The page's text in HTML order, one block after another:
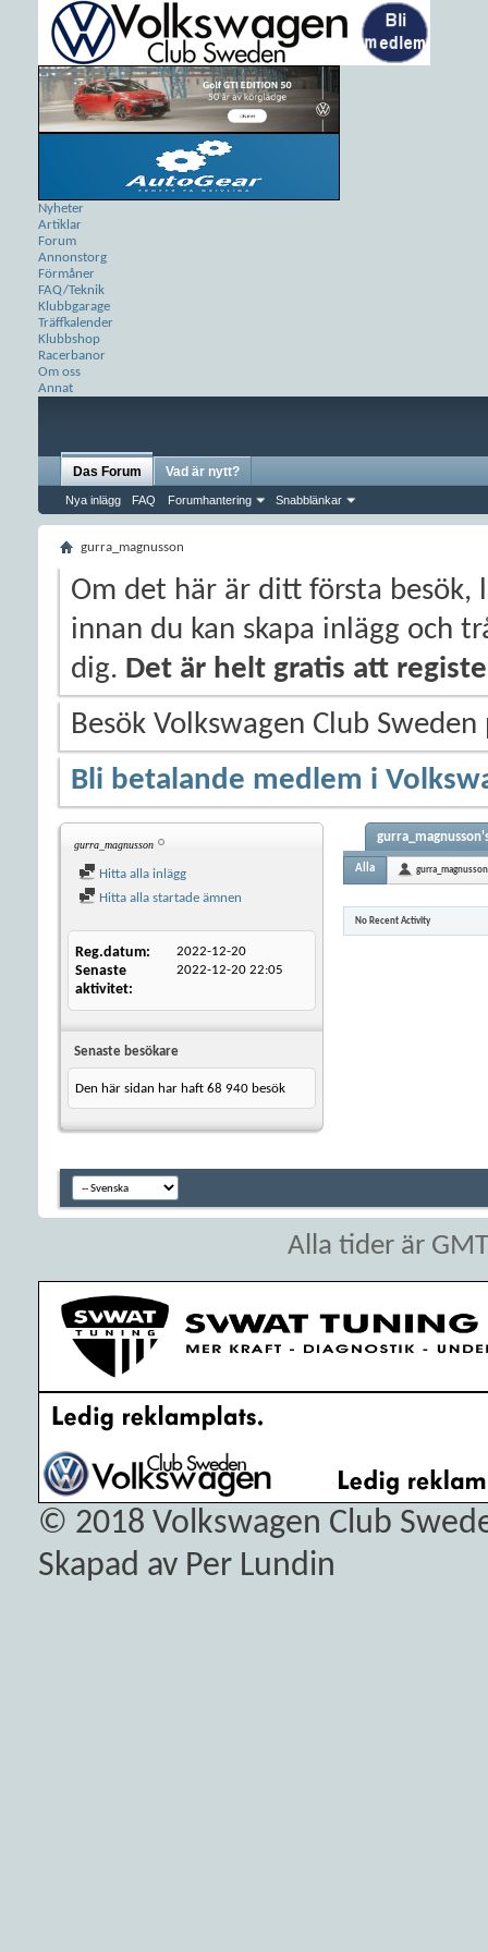
Nyheter
Artiklar
Forum
Annonstorg
Förmåner
FAQ/Teknik
Klubbgarage
Träffkalender
Klubbshop
Racerbanor
Om oss
Annat
Das Forum
Nya inlägg FAQ Forumhantering Snabblänkar
Vad är nytt?
gurra_magnusson
Om det här är ditt första besök,
innan du kan skapa inlägg och
dig. Det är helt gratis att
Besök Volkswagen Club
Bli betalande medlem i
gurra_magnusson
Hitta alla inlägg
Hitta alla startade ämnen
Reg.datum 2022-12-20
Senaste
aktivitet
2022-12-20 22:05
Senaste besökare
Den här sidan har haft 68 940 besök
Alla gurra_magnusson
No Recent Activity
Alla tider är
© 2018 Volkswagen Club
Skapad av Per Lundin